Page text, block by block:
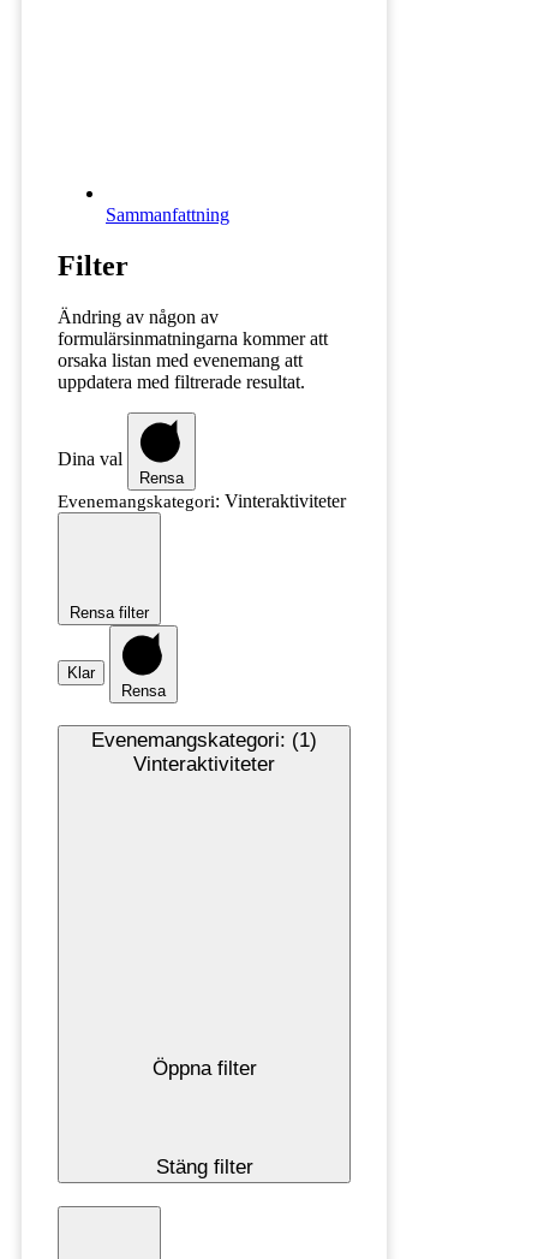
Sammanfattning
Filter
Ändring av någon av
formulärsinmatningarna kommer att
orsaka listan med evenemang att
uppdatera med filtrerade resultat.
Dina val
Rensa
Evenemangskategori: Vinteraktiviteter
Rensa filter
Klar
Rensa
Evenemangskategori: (1)
Vinteraktiviteter
Öppna filter
Stäng filter